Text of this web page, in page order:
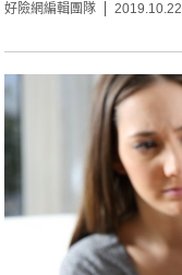
好險網編輯團隊 2019.10.22